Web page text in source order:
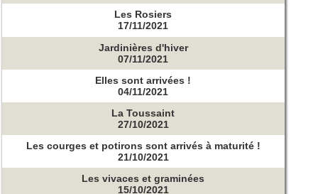
Les Rosiers
17/11/2021
Jardinières d'hiver
07/11/2021
Elles sont arrivées !
04/11/2021
La Toussaint
27/10/2021
Les courges et potirons sont arrivés à maturité !
21/10/2021
Les vivaces et graminées
15/10/2021